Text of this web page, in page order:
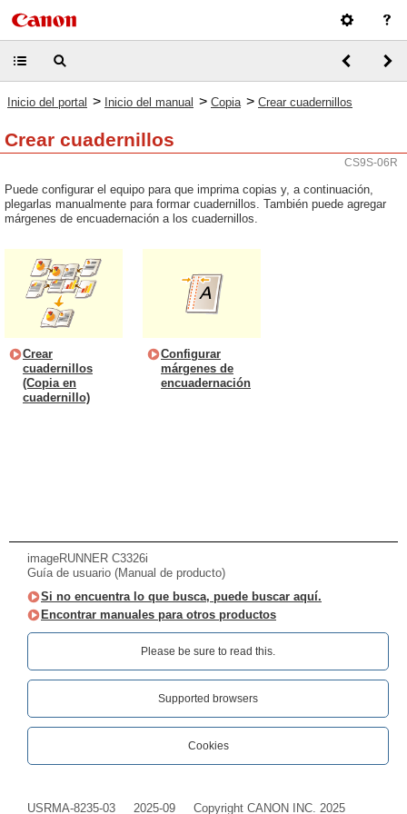
Inicio del portal > Inicio del manual > Copia > Crear cuadernillos
Crear cuadernillos
CS9S-06R
Puede configurar el equipo para que imprima copias y, a continuación,
plegarlas manualmente para formar cuadernillos. También puede agregar
márgenes de encuadernación a los cuadernillos.
Crear
cuadernillos
(Copia en
cuadernillo)
Configurar
márgenes de
encuadernación
imageRUNNER C3326i
Guía de usuario (Manual de producto)
Si no encuentra lo que busca, puede buscar aquí.
Encontrar manuales para otros productos
Please be sure to read this.‎
Supported browsers
Cookies
USRMA-8235-03 2025-09 Copyright CANON INC. 2025